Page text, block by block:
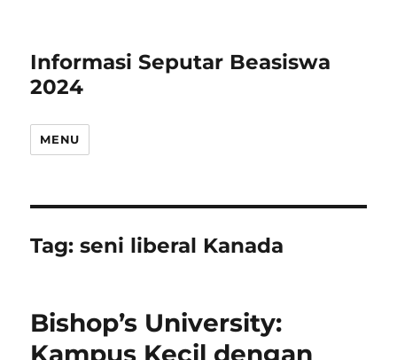
Informasi Seputar Beasiswa
2024
MENU
Tag:seni liberal Kanada
Bishop’s University:
Kampus Kecil dengan